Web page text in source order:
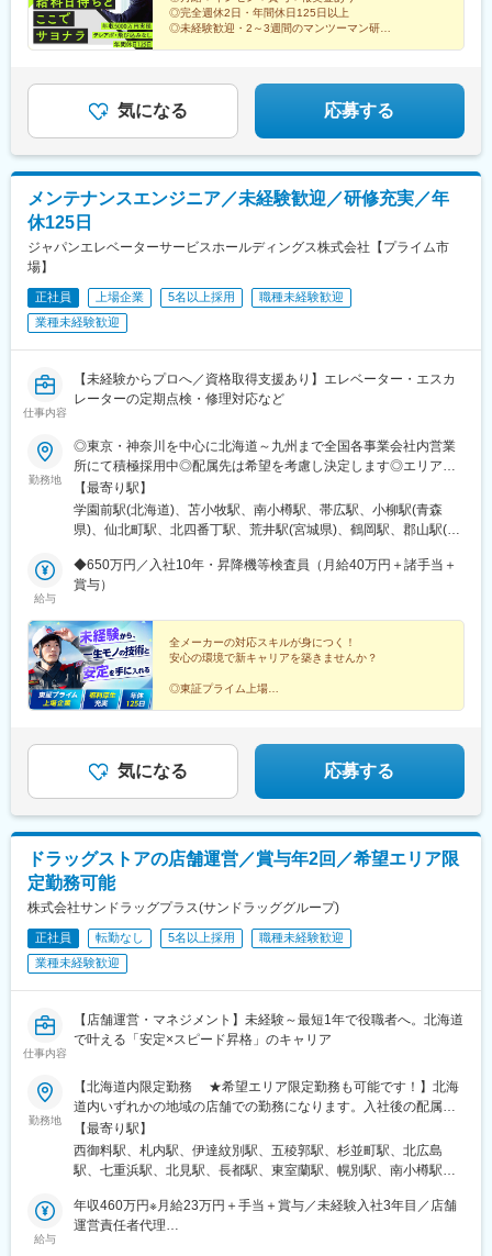
駅(滋賀県)、堅田駅、近江長岡駅、十文字駅、扇田駅、三ツ境駅、
鴨宮駅、三沢駅(青森県)、板柳駅、磐田駅、美川駅、野々市駅(Ｉ
Ｒいしかわ鉄道線)、九重駅、滑河駅、大網駅、北信太駅、寝屋川
作駅、和泉多摩川駅、井荻駅、阿波山川駅、石井駅(徳島県)、南小
松島駅、ゆいの杜東駅、高久駅、五位堂駅、富雄駅、西加積駅、
駅、大山駅(東京都)、モレラ岐阜駅、千歳駅(北海道)、卸町駅(宮城
県)、伏屋駅、吉塚駅、伊予三島駅、友部駅、花崎駅、偕楽園駅、
守谷駅、ゆめみ野駅、北春日部駅、上星川駅、善行駅、三崎口
駅、内宿駅、柏の葉キャンパス駅、岩瀬駅、古河駅、鶴瀬駅、東
田駅(神奈川県)、向ケ丘遊園駅、北山田駅(神奈川県)、西武柳沢
駅、川和町駅、雀宮駅、岡本駅(栃木県)、木更津駅、北松戸駅、武
里駅、栗橋駅、樅山駅、湯河原駅、松戸駅、東富岡駅、新鹿沼
十条駅(東京都)、みどり台駅、東宿郷駅、江曽島駅、笠間駅、下館
駅、新守谷駅、流山おおたかの森駅、南柏駅、明大前駅、塚原
泉駅、公津の杜駅、八街駅、茂原駅、牛浜駅、藤沢駅、雑色駅、
西立川駅、北八王子駅、三鷹駅、曳舟駅、西葛西駅、逗子駅、宮
崎台駅、並木北駅、古淵駅、矢板駅、北真岡駅、伊勢原駅、淵野
辺駅、中野坂上駅、広電廿日市駅、安芸駅、土佐山田駅、大阪空
港駅(大阪モノレール)、狛江駅、芳賀台駅、学園前駅(奈良県)、上
南林間駅、志村坂上駅、駅東公園前駅、下高井戸駅、岩原駅、熊
川駅、逗子・葉山駅、宮前平駅、並木中央駅、西新宿五丁目駅、
◎完全週休2日・年間休日125日以上
◎未経験歓迎・2～3週間のマンツーマン研修
気になる 応募する
メンテナンスエンジニア／未経験歓迎／研修充実／年
休125日
ジャパンエレベーターサービスホールディングス株式会社【プライム市
場】
正社員 上場企業 5名以上採用
職種未経験歓迎
業種未経験歓迎
仕事内容
【未経験からプロへ／資格取得支援あり】エレベーター・エスカ
レーターの定期点検・修理対応など
勤務地
◎東京・神奈川を中心に北海道～九州まで全国各事業会社内営業
所にて積極採用中◎配属先は希望を考慮し決定します◎エリア別
採用／希望エリアにて選考にお進みいただけます◎U・Iターン歓
迎【関東エリア】■東京：東京23区・立川市・武蔵野市・あきる
野市■神奈川：川崎市・横浜市・横須賀市・厚木市・相模原市・大
市・越谷市・和光市・川越市・熊谷市■千葉：柏市・松戸市・千葉
市・佐倉市■群馬：高崎市■茨城：つくば市・水戸市■栃木：宇都
城・山形・福島）■東海／甲信越エリア（静岡・愛知・三重・岐
阜・長野・新潟）■関西エリア（大阪・京都・兵庫）■中国・四国
エリア（島根・徳島）■九州エリア（福岡・佐賀・長崎・熊本・鹿
児島・沖縄）※詳細は下記、勤務地一覧をご覧ください
【最寄り駅】
学園前駅(北海道)、苫小牧駅、南小樽駅、帯広駅、小柳駅(青森
県)、仙北町駅、北四番丁駅、荒井駅(宮城県)、鶴岡駅、郡山駅(福
祥寺駅、秋川駅、馬喰町駅、京橋駅(東京都)、北千住駅、葛西駅、
平井駅(東京都)、恵比寿駅、桜新町駅、目黒駅、北品川駅、虎ノ門
駅、川越駅、上熊谷駅、柏たなか駅、馬橋駅、葭川公園駅、京成
佐倉駅、京急川崎駅、新丸子駅、横浜駅、仲町台駅、港南台駅、
横須賀中央駅、二俣川駅、本厚木駅、相模原駅、相模大野駅、大
和駅(神奈川県)、藤沢駅、平塚駅、箱根湯本駅、高崎駅、つくば
駅、水戸駅、東宿郷駅、市役所前駅(長野県)、南松本駅、青山駅、
線)、南荒子駅、伏見駅(愛知県)、三河豊田駅、三河安城駅、津
駅、伊勢市駅、近鉄四日市駅、名鉄岐阜駅、城北公園通駅、茨木
栄橋駅、北仙台駅、西武新宿駅、東池袋駅、立川駅、井の頭公園
駅、馬喰横山駅、宝町駅(東京都)、東あずま駅、代官山駅、白金台
駅、新馬場駅、神谷町駅、大森駅(東京都)、熊谷駅、県庁前駅(千
葉県)、川崎駅、武蔵小杉駅、駅東公園前駅、権堂駅、音羽町駅、
丸の内駅(愛知県)、宇治山田駅、あすなろう四日市駅、三条駅(京
都府)、深江橋駅、寺地町駅、三宮・花時計前駅、東比恵駅、桜町
駅(長崎県)、熊本駅、加治屋町駅、牧志駅、新宿三丁目駅、東池袋
小路駅、神戸三宮駅(阪神)、市役所駅(長崎県)、祇園橋駅、甲東中
学校前駅、安里駅
給与
◆650万円／入社10年・昇降機等検査員（月給40万円＋諸手当＋
賞与）
全メーカーの対応スキルが身につく！
安心の環境で新キャリアを築きませんか？
◎東証プライム上場
◎完全週休2日／年休125日
気になる 応募する
ドラッグストアの店舗運営／賞与年2回／希望エリア限
定勤務可能
株式会社サンドラッグプラス(サンドラッググループ)
正社員 転勤なし 5名以上採用
職種未経験歓迎
業種未経験歓迎
仕事内容
【店舗運営・マネジメント】未経験～最短1年で役職者へ。北海道
で叶える「安定×スピード昇格」のキャリア
勤務地
【北海道内限定勤務 ★希望エリア限定勤務も可能です！】北海
道内いずれかの地域の店舗での勤務になります。入社後の配属エ
リアについてはご相談に応じて決定します。（ご自宅から最大90
分以内の店舗）※また札幌市近郊だけの限定勤務も可能です。（詳
細は別途お問い合わせください。）★北海道外への転勤はなし／
る）★店舗間の異動あり（ご自宅から通える範囲を考慮）≪配属
エリア≫■札幌近郊地区：38店舗（小樽・石狩・江別・岩見沢・
【最寄り駅】
西御料駅、札内駅、伊達紋別駅、五稜郭駅、杉並町駅、北広島
駅、七重浜駅、北見駅、長都駅、東室蘭駅、幌別駅、南小樽駅、
駅、新旭川駅、旭川四条駅、南永山駅、新さっぽろ駅、上野幌
駅、環状通東駅、元町駅(北海道)、新川駅(北海道)、苗穂駅、栄町
給与
年収460万円※月給23万円＋手当＋賞与／未経験入社3年目／店舗
運営責任者代理